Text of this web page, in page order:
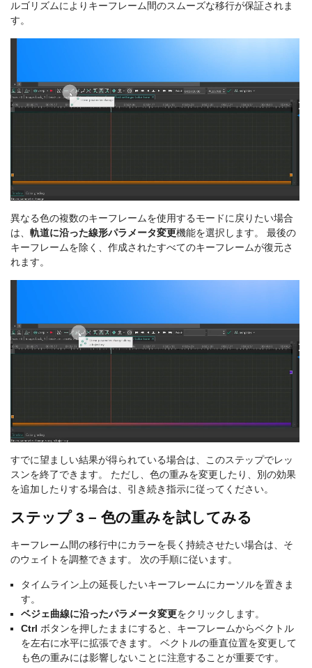
ルゴリズムによりキーフレーム間のスムーズな移行が保証されま
す。
異なる色の複数のキーフレームを使用するモードに戻りたい場合
は、 軌道に沿った線形パラメータ変更機能を選択します。 最後の
キーフレームを除く、作成されたすべてのキーフレームが復元さ
れます。
すでに望ましい結果が得られている場合は、このステップでレッ
スンを終了できます。 ただし、色の重みを変更したり、別の効果
を追加したりする場合は、引き続き指示に従ってください。
ステップ 3 – 色の重みを試してみる
キーフレーム間の移行中にカラーを長く持続させたい場合は、そ
のウェイトを調整できます。 次の手順に従います。
タイムライン上の延長したいキーフレームにカーソルを置きま
す。
ベジェ曲線に沿ったパラメータ変更をクリックします。
Ctrl ボタンを押したままにすると、キーフレームからベクトル
を左右に水平に拡張できます。 ベクトルの垂直位置を変更して
も色の重みには影響しないことに注意することが重要です。